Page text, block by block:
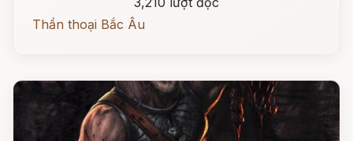
Thần thoại Bắc Âu